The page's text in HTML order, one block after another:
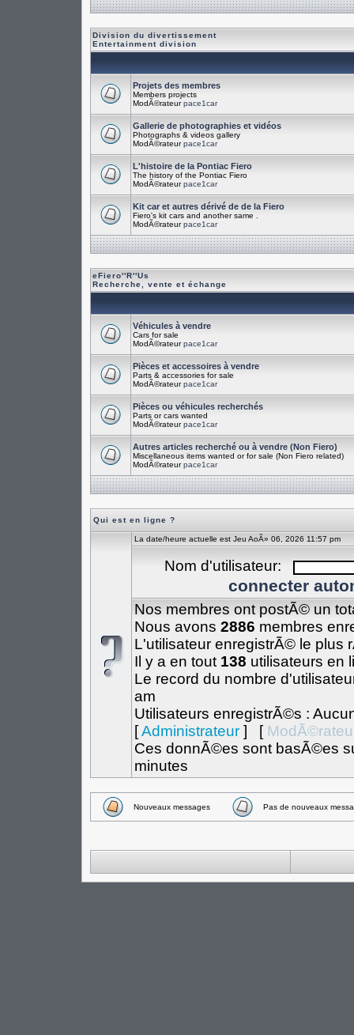
Division du divertissement
Entertainment division
Projets des membres
Members projects
ModÃ©rateurpace1car
Gallerie de photographies et vidéos
Photographs & videos gallery
ModÃ©rateurpace1car
L'histoire de la Pontiac Fiero
The history of the Pontiac Fiero
ModÃ©rateurpace1car
Kit car et autres dérivé de de la Fiero
Fiero's kit cars and another same .
ModÃ©rateurpace1car
eFiero''R''Us
Recherche, vente et échange
Véhicules à vendre
Cars for sale
ModÃ©rateurpace1car
Pièces et accessoires à vendre
Parts & accessories for sale
ModÃ©rateurpace1car
Pièces ou véhicules recherchés
Parts or cars wanted
ModÃ©rateurpace1car
Autres articles recherché ou à vendre (Non Fiero)
Miscellaneous items wanted or for sale (Non Fiero related)
ModÃ©rateurpace1car
Qui est en ligne ?
La date/heure actuelle est Jeu AoÃ» 06, 2026 11:57 pm
Nom d'utilisateur:
connecter
Nos membres ont postÃ© un
Nous avons 2886 membres
L'utilisateur enregistrÃ© le plus
Il y a en tout 138 utilisateurs en
Le record du nombre
am
Utilisateurs enregistrÃ©s :
[Administrateur] [
Ces donnÃ©es sont basÃ©es
minutes
Nouveaux messages Pas de nouveaux